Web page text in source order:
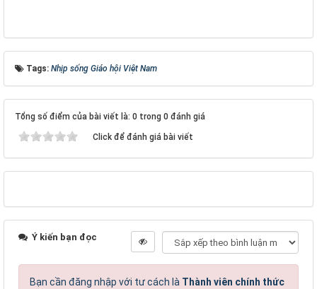
Tags: Nhịp sống Giáo hội Việt Nam
Tổng số điểm của bài viết là: 0 trong 0 đánh giá
Click để đánh giá bài viết
Ý kiến bạn đọc
Bạn cần đăng nhập với tư cách là Thành viên chính thức